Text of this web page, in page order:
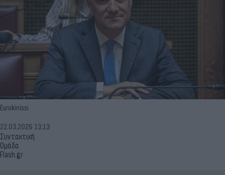
Eurokinissi
Συντακτική
Ομάδα
Flash.gr
22.03.2026 13:13